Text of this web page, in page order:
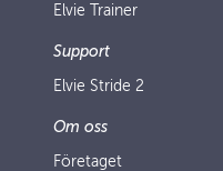
Elvie Trainer
Support
Elvie Stride 2
Om oss
Företaget